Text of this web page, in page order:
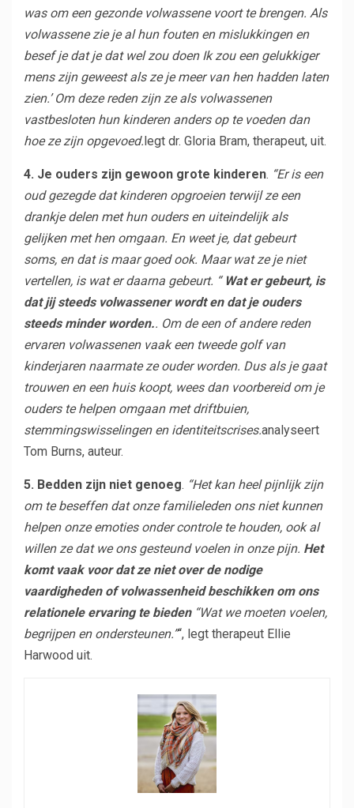
was om een ​​gezonde volwassene voort te brengen. Als
volwassene zie je al hun fouten en mislukkingen en
besef je dat je dat wel zou doen Ik zou een gelukkiger
mens zijn geweest als ze je meer van hen hadden laten
zien.’ Om deze reden zijn ze als volwassenen
vastbesloten hun kinderen anders op te voeden dan
hoe ze zijn opgevoed.legt dr. Gloria Bram, therapeut, uit.
4. Je ouders zijn gewoon grote kinderen. “Er is een
oud gezegde dat kinderen opgroeien terwijl ze een
drankje delen met hun ouders en uiteindelijk als
gelijken met hen omgaan. En weet je, dat gebeurt
soms, en dat is maar goed ook. Maar wat ze je niet
vertellen, is wat er daarna gebeurt. “Wat er gebeurt, is
dat jij steeds volwassener wordt en dat je ouders
steeds minder worden.. Om de een of andere reden
ervaren volwassenen vaak een tweede golf van
kinderjaren naarmate ze ouder worden. Dus als je gaat
trouwen en een huis koopt, wees dan voorbereid om je
ouders te helpen omgaan met driftbuien,
stemmingswisselingen en identiteitscrises.analyseert
Tom Burns, auteur.
5. Bedden zijn niet genoeg. “Het kan heel pijnlijk zijn
om te beseffen dat onze familieleden ons niet kunnen
helpen onze emoties onder controle te houden, ook al
willen ze dat we ons gesteund voelen in onze pijn. Het
komt vaak voor dat ze niet over de nodige
vaardigheden of volwassenheid beschikken om ons
relationele ervaring te bieden“Wat we moeten voelen,
begrijpen en ondersteunen.”“, legt therapeut Ellie
Harwood uit.